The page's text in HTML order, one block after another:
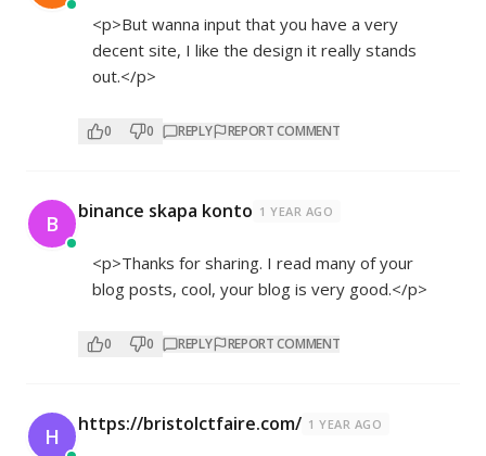
<p>But wanna input that you have a very
decent site, I like the design it really stands
out.</p>
0 0 REPLY REPORT COMMENT
B binance skapa konto 1 YEAR AGO
<p>Thanks for sharing. I read many of your
blog posts, cool, your blog is very good.</p>
0 0 REPLY REPORT COMMENT
H https://bristolctfaire.com/ 1 YEAR AGO